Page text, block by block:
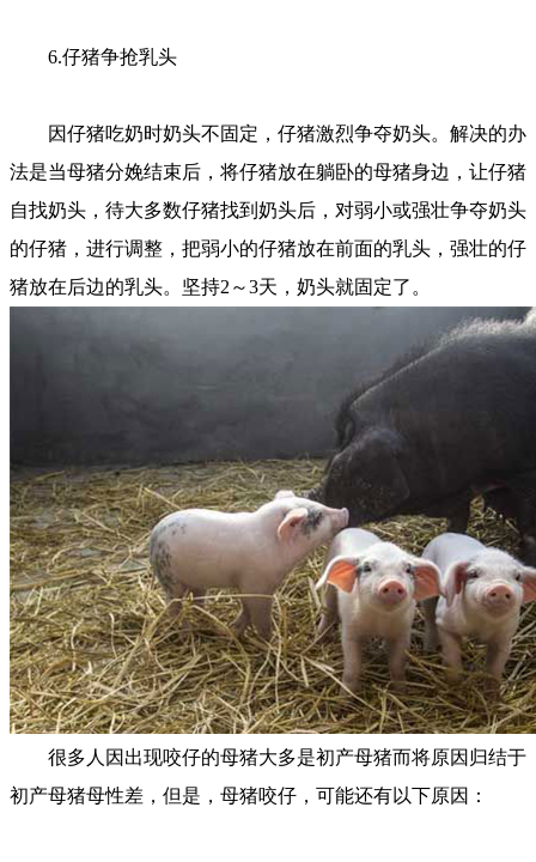
6.仔猪争抢乳头
因仔猪吃奶时奶头不固定，仔猪激烈争夺奶头。解决的办
法是当母猪分娩结束后，将仔猪放在躺卧的母猪身边，让仔猪
自找奶头，待大多数仔猪找到奶头后，对弱小或强壮争夺奶头
的仔猪，进行调整，把弱小的仔猪放在前面的乳头，强壮的仔
猪放在后边的乳头。坚持2～3天，奶头就固定了。
很多人因出现咬仔的母猪大多是初产母猪而将原因归结于
初产母猪母性差，但是，母猪咬仔，可能还有以下原因：